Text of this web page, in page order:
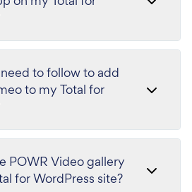
to follow to add
to my Total for
POWR Video gallery
for WordPress site?